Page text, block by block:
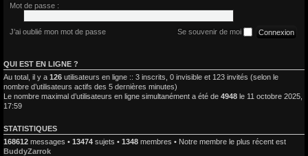
Mot de passe :
J’ai oublié mon mot de passe Se souvenir de moi
QUI EST EN LIGNE ?
Au total, il y a 126 utilisateurs en ligne :: 3 inscrits, 0 invisible et 123 invités (selon le
nombre d’utilisateurs actifs des 5 dernières minutes)
Le nombre maximal d’utilisateurs en ligne simultanément a été de 4948 le 11 octobre 2025,
17:59
STATISTIQUES
168612 messages • 13474 sujets • 1348 membres • Notre membre le plus récent est
BuddyZarrok